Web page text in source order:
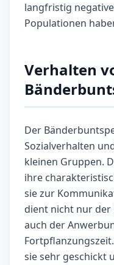
langfristig
Populationen
Verhalten
Der
Sozialverhalten
kleinen Gruppen.
ihre
sie zur
dient nicht nur der
auch der
sie sehr geschickt